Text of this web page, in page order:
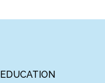
EDUCATION